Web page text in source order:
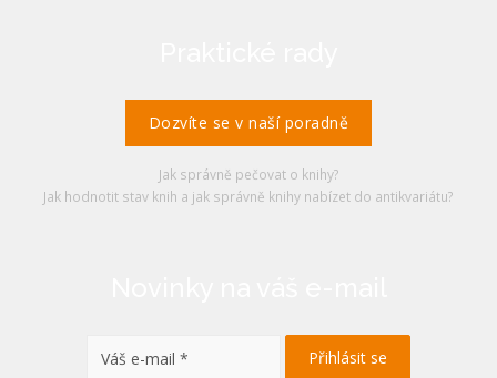
Dozvíte se v naší poradně
Jak správně pečovat o knihy?
Jak hodnotit stav knih a jak správně knihy nabízet do antikvariátu?